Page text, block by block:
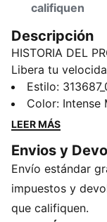
califiquen
Descripción
HISTORIA DEL
Libera tu
entrenamientos
entrenamiento
Disfruta de una
como en
El empeine de
menos un 30%
Estilo:
Color: Intense
LEER MÁS
Envios y
Envío estándar
impuestos y
que califiquen.